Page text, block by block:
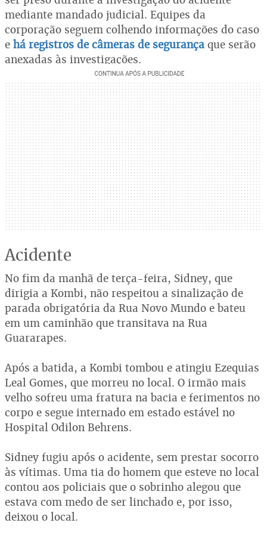
mediante mandado judicial. Equipes da
corporação seguem colhendo informações do caso
e há registros de câmeras de segurança que serão
anexadas às investigações.
Acidente
No fim da manhã de terça-feira, Sidney, que
dirigia a Kombi, não respeitou a sinalização de
parada obrigatória da Rua Novo Mundo e bateu
em um caminhão que transitava na Rua
Guararapes.
Após a batida, a Kombi tombou e atingiu Ezequias
Leal Gomes, que morreu no local. O irmão mais
velho sofreu uma fratura na bacia e ferimentos no
corpo e segue internado em estado estável no
Hospital Odilon Behrens.
Sidney fugiu após o acidente, sem prestar socorro
às vítimas. Uma tia do homem que esteve no local
contou aos policiais que o sobrinho alegou que
estava com medo de ser linchado e, por isso,
deixou o local.